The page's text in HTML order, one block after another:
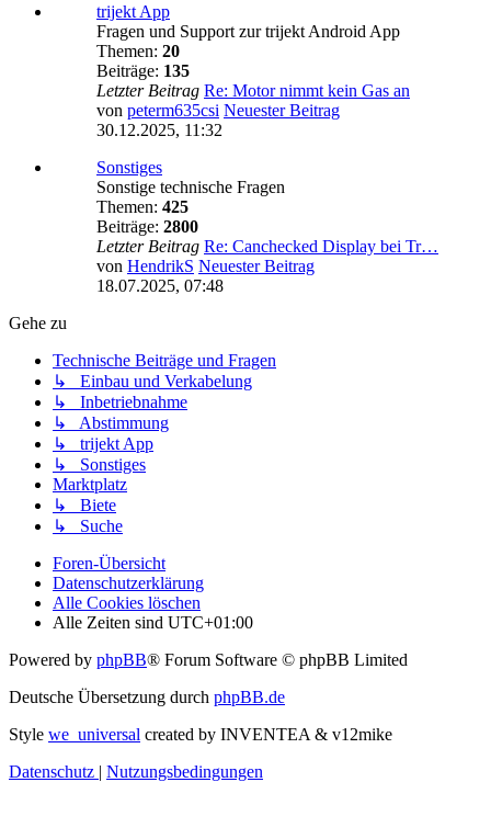
trijekt App
Fragen und Support zur trijekt Android App
Themen: 20
Beiträge: 135
Letzter Beitrag Re: Motor nimmt kein Gas an
von peterm635csi Neuester Beitrag
30.12.2025, 11:32
Sonstiges
Sonstige technische Fragen
Themen: 425
Beiträge: 2800
Letzter Beitrag Re: Canchecked Display bei Tr…
von HendrikS Neuester Beitrag
18.07.2025, 07:48
Gehe zu
Technische Beiträge und Fragen
↳ Einbau und Verkabelung
↳ Inbetriebnahme
↳ Abstimmung
↳ trijekt App
↳ Sonstiges
Marktplatz
↳ Biete
↳ Suche
Foren-Übersicht
Datenschutzerklärung
Alle Cookies löschen
Alle Zeiten sind UTC+01:00
Powered by phpBB® Forum Software © phpBB Limited
Deutsche Übersetzung durch phpBB.de
Style we_universal created by INVENTEA & v12mike
Datenschutz | Nutzungsbedingungen